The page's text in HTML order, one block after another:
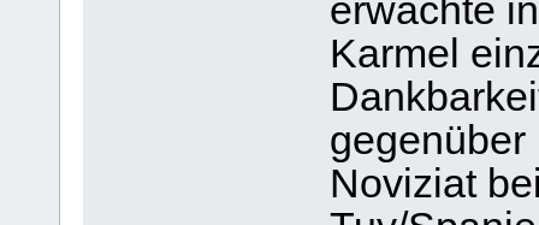
erwachte
Karmel
gegenüber
Noviziat